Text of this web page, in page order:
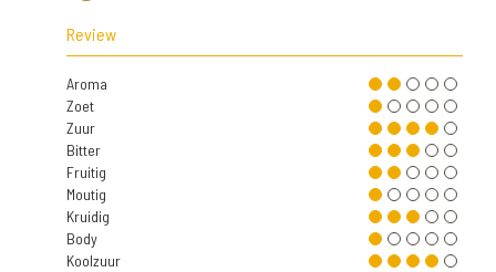
Review
Aroma
Zoet
Zuur
Bitter
Fruitig
Moutig
Kruidig
Body
Koolzuur